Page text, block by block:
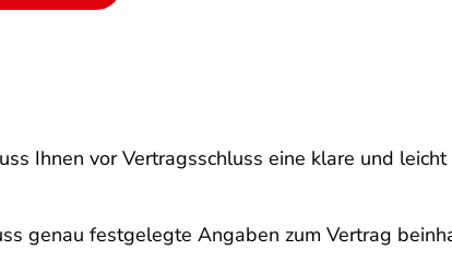
Ihnen vor Vertragsschluss eine klare und
genau festgelegte Angaben zum Vertrag